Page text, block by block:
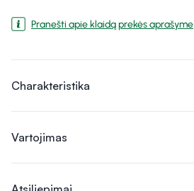
Pranešti apie klaidą prekės aprašyme
Charakteristika
Vartojimas